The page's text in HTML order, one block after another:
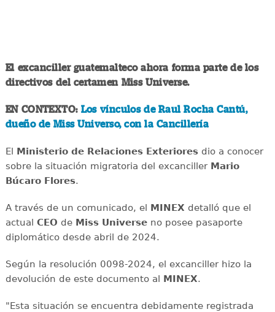
El excanciller guatemalteco ahora forma parte de los
directivos del certamen Miss Universe.
EN CONTEXTO: Los vínculos de Raul Rocha Cantú,
dueño de Miss Universo, con la Cancillería
El Ministerio de Relaciones Exterioresdio a conocer
sobre la situación migratoria del excancillerMario
Búcaro Flores.
A través de un comunicado, el MINEX detalló que el
actual CEO deMiss Universeno posee pasaporte
diplomático desde abril de 2024.
Según la resolución 0098-2024, el excanciller hizo la
devolución de este documento al MINEX.
"Esta situación se encuentra debidamente registrada